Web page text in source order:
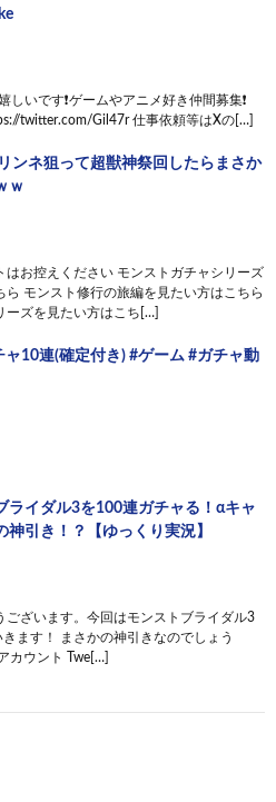
しいです❗ゲームやアニメ好き仲間募集❗
twitter.com/Gil47r 仕事依頼等はXの[…]
ンネ狙って超獣神祭回したらまさか
ｗ
はお控えください モンストガチャシリーズ
ら モンスト修行の旅編を見たい方はこちら
ーズを見たい方はこち[…]
ャ10連(確定付き) #ゲーム #ガチャ動
ライダル3を100連ガチャる！αキャ
神引き！？【ゆっくり実況】
ございます。今回はモンストブライダル3
ます！ まさかの神引きなのでしょう
カウント Twe[…]